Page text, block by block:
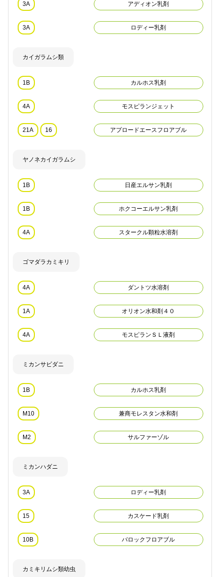
3A アディオン乳剤
3A ロディー乳剤
カイガラムシ類
1B カルホス乳剤
4A モスピランジェット
21A 16 アプロードエースフロアブル
ヤノネカイガラムシ
1B 日産エルサン乳剤
1B ホクコーエルサン乳剤
4A スタークル顆粒水溶剤
ゴマダラカミキリ
4A ダントツ水溶剤
1A オリオン水和剤４０
4A モスピランＳＬ液剤
ミカンサビダニ
1B カルホス乳剤
M10 兼商モレスタン水和剤
M2 サルファーゾル
ミカンハダニ
3A ロディー乳剤
15 カスケード乳剤
10B バロックフロアブル
カミキリムシ類幼虫